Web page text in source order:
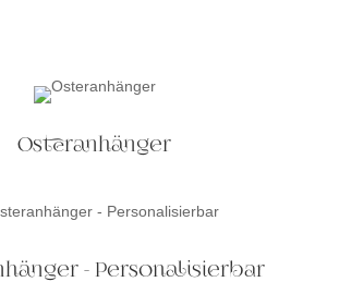
Osteranhänger
- Personalisierbar